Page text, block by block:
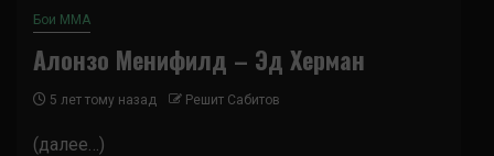
Бои ММА
Алонзо Менифилд – Эд Херман
5 лет тому назад Решит Сабитов
(далее…)